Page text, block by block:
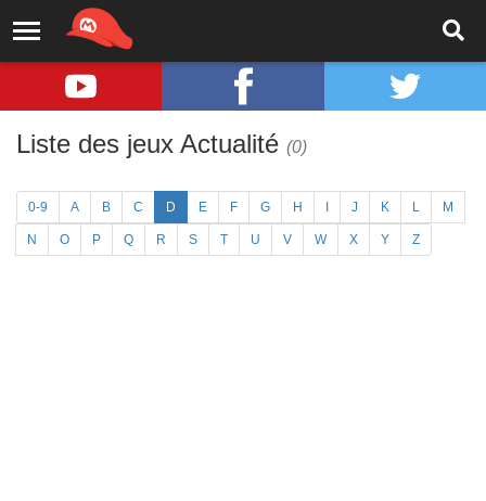
Liste des jeux Actualité (0)
0-9 A B C D E F G H J K L M
N O P Q R S T U V W X Y Z